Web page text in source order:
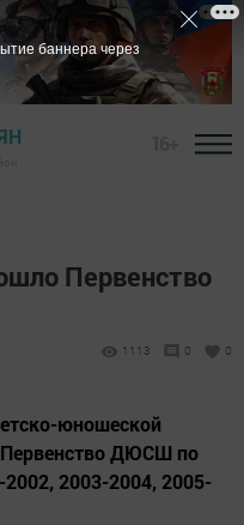
Первенство
1113 0 0
юношеской
Первенство ДЮСШ по
2003-2004, 2005-
баннера через